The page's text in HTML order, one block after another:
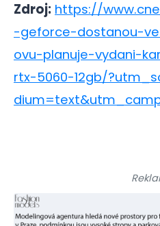
Zdroj: https://
-geforce-dostanou-
ovu-planuje-vydani-
rtx-5060-12gb/